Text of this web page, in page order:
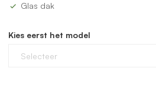
Glas dak
Kies eerst het model
Selecteer